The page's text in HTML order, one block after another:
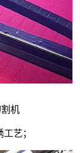
机
艺；